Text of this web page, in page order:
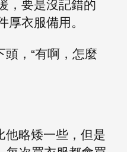
，要是沒記錯的
衣服備用。
，“有啊，怎麼
他略矮一些，但是